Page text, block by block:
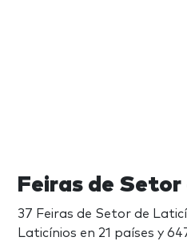
Feiras de
37 Feiras de Setor de
Laticínios en 21 países y